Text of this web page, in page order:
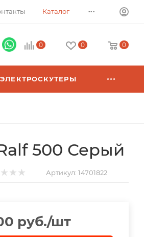
Каталог ...
0 0 0
ЭЛЕКТРОСКУТЕРЫ
500 Серый
Артикул: 14701822
руб./шт